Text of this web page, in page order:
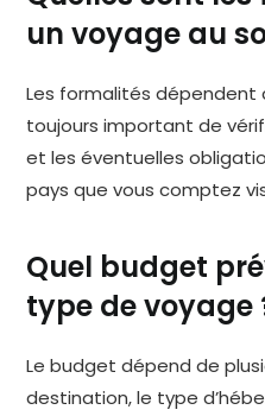
un voyage au
Les formalités dépendent
toujours important de
et les éventuelles
pays que vous comptez
Quel budget
type de voyage
Le budget dépend de
destination, le type